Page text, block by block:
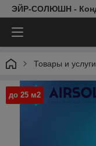
ЭЙР-СОЛЮШН -
Товары и услуги
до 25 м2